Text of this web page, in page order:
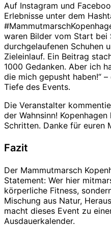
Auf Instagram und
Erlebnisse unter dem
waren Bilder vom Start bei
durchgelaufenen Schuhen
Zieleinlauf. Ein Beitrag
1000 Gedanken. Aber ich
die mich gepusht haben!“
Tiefe des Events.
Die Veranstalter
der Wahnsinn!
Schritten. Danke für euren
Fazit
Der Mammutmarsch
Statement: Wer hier
körperliche Fitness,
Mischung aus Natur,
macht dieses Event zu
Ausdauerkalender.